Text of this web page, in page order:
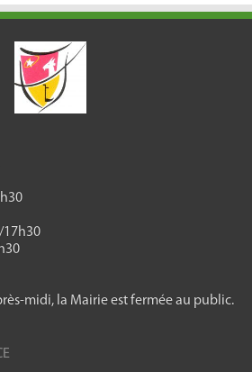
17h30
midi, la Mairie est fermée au public.